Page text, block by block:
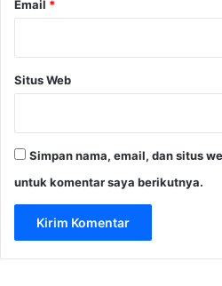
Email *
Situs Web
Simpan nama, email, dan situs
untuk komentar saya berikutnya.